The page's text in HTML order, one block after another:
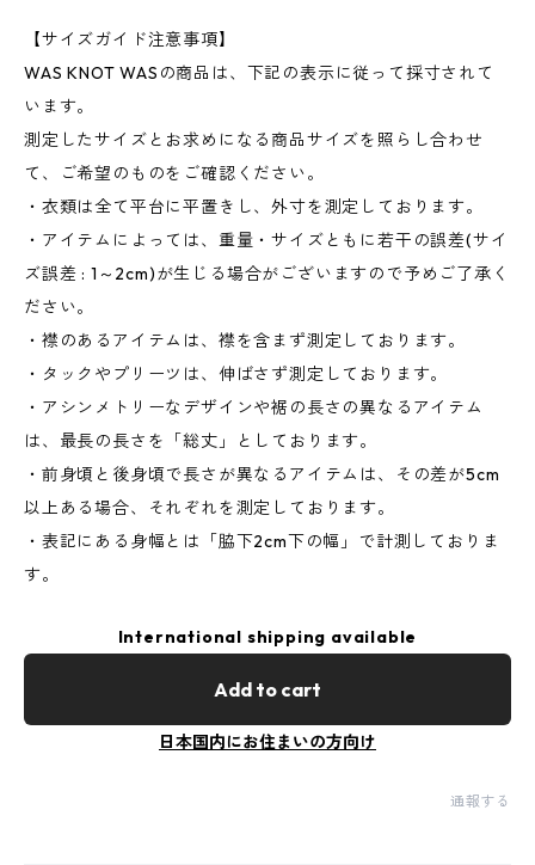
【サイズガイド注意事項】
WAS KNOT WASの商品は、下記の表示に従って採寸されて
います。
測定したサイズとお求めになる商品サイズを照らし合わせ
て、ご希望のものをご確認ください。
・衣類は全て平台に平置きし、外寸を測定しております。
・アイテムによっては、重量・サイズともに若干の誤差(サイ
ズ誤差 : 1～2cm)が生じる場合がございますので予めご了承く
ださい。
・襟のあるアイテムは、襟を含まず測定しております。
・タックやプリーツは、伸ばさず測定しております。
・アシンメトリーなデザインや裾の長さの異なるアイテム
は、最長の長さを「総丈」としております。
・前身頃と後身頃で長さが異なるアイテムは、その差が5cm
以上ある場合、それぞれを測定しております。
・表記にある身幅とは「脇下2cm下の幅」で計測しておりま
す。
International shipping available
Add to cart
日本国内にお住まいの方向け
通報する